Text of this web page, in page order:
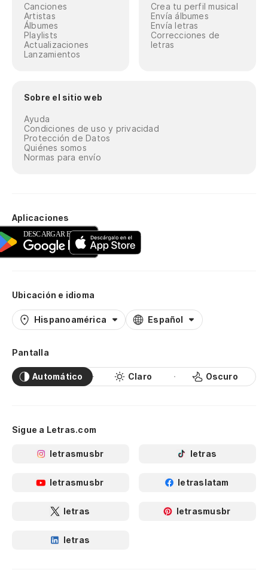
Canciones
Artistas
Álbumes
Playlists
Actualizaciones
Lanzamientos
Crea tu perfil musical
Envía álbumes
Envía letras
Correcciones de
letras
Sobre el sitio web
Ayuda
Condiciones de uso y privacidad
Protección de Datos
Quiénes somos
Normas para envío
Aplicaciones
Ubicación e idioma
Hispanoamérica Español
Pantalla
Automático Claro Oscuro
Sigue a Letras.com
letrasmusbr letras
letrasmusbr letraslatam
letras letrasmusbr
letras